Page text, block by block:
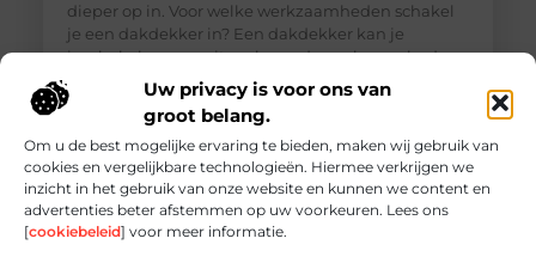
Uw privacy is voor ons van
groot belang.
Om u de best mogelijke ervaring te bieden, maken wij gebruik van
cookies en vergelijkbare technologieën. Hiermee verkrijgen we
inzicht in het gebruik van onze website en kunnen we content en
advertenties beter afstemmen op uw voorkeuren. Lees ons
[cookiebeleid] voor meer informatie.
dieper op in. Voor welke werkzaamheden schakel
je een dakdekker in? Een dakdekker kan je
inschakelen voor uiteenlopende werkzaamheden,
zoals: · Het opsporen en repareren